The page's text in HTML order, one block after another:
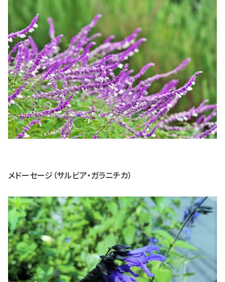
メドーセージ（サルビア・ガラニチカ）